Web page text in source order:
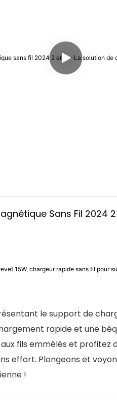
Sans Fil 2024
15W, chargeur rapide sans fil pour
le support de
rapide et une
fils emmêlés et
effort. Plongeons et
!